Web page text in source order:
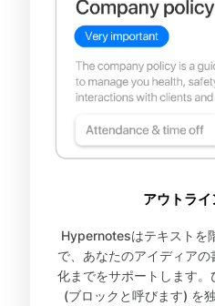
アウトラ
Hypernotesはテキストを
で、あなたのアイディア
化までをサポートします
(ブロックと呼びます) を